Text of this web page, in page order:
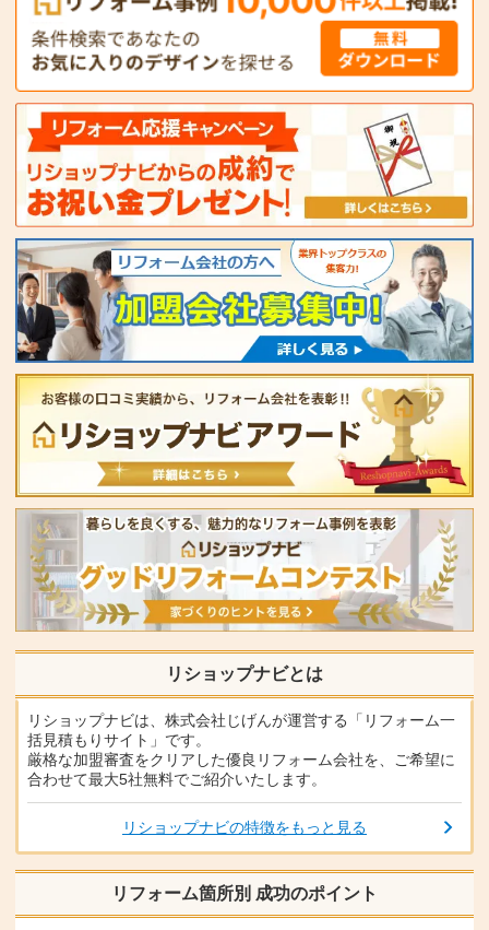
リショップナビとは
リショップナビは、株式会社じげんが運営する「リフォーム一
括見積もりサイト」です。
厳格な加盟審査をクリアした優良リフォーム会社を、ご希望に
合わせて最大5社無料でご紹介いたします。
リショップナビの特徴をもっと見る
リフォーム箇所別 成功のポイント